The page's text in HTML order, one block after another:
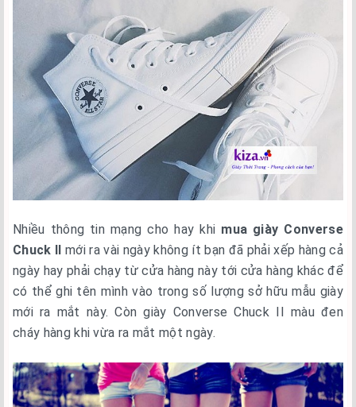
Nhiều thông tin mạng cho hay khi mua giày Converse
Chuck II mới ra vài ngày không ít bạn đã phải xếp hàng cả
ngày hay phải chạy từ cửa hàng này tới cửa hàng khác để
có thể ghi tên mình vào trong số lượng sở hữu mẫu giày
mới ra mắt này. Còn giày Converse Chuck II màu đen
cháy hàng khi vừa ra mắt một ngày.